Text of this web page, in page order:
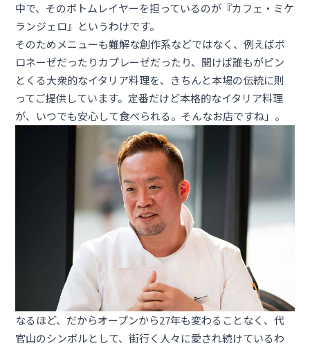
中で、そのボトムレイヤーを担っているのが『カフェ・ミケ
ランジェロ』というわけです。
そのためメニューも難解な創作系などではなく、例えばボ
ロネーゼだったりカプレーゼだったり、聞けば誰もがピン
とくる大衆的なイタリア料理を、きちんと本場の伝統に則
ってご提供しています。定番だけど本格的なイタリア料理
が、いつでも安心して食べられる。そんなお店ですね」。
なるほど、だからオープンから27年も変わることなく、代
官山のシンボルとして、街行く人々に愛され続けているわ